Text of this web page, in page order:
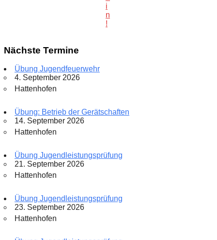
i
n
!
Nächste Termine
Übung Jugendfeuerwehr
4. September 2026
Hattenhofen
Übung: Betrieb der Gerätschaften
14. September 2026
Hattenhofen
Übung Jugendleistungsprüfung
21. September 2026
Hattenhofen
Übung Jugendleistungsprüfung
23. September 2026
Hattenhofen